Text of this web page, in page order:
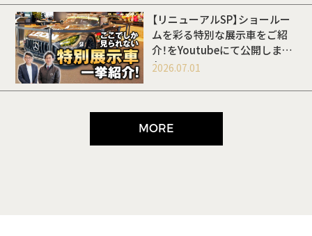
【リニューアルSP】ショールー
ムを彩る特別な展示車をご紹
介！をYoutubeにて公開しまし
た
2026.07.01
MORE